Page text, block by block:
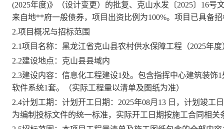
(2025年度)》
（设计变更） 的批复、 克山水发〔2025〕 16号
来自地**府一般债券，项目出资比例为100%。项目已具备
2.项目概况与招标范围
2.1项目名称： 黑龙江省克山县农村供水保障工程（2025年
2.2建设地点： 克山县县域内
2.3建设内容： 信息化工程建设1处。包含指挥中心建筑装饰
软件系统1套。（实际工程量以清单及图纸为准）
2.4计划工期：计划开工日期： 2025年08月 13 日，计划竣工
为编制投标文件的统一标准，实际开工日期按施工合同相关